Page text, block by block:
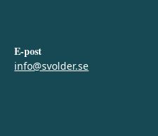
E-post
info@svolder.se